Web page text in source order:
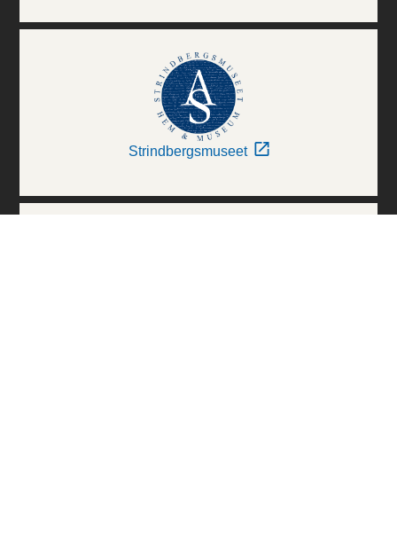
Strindbergsmuseet